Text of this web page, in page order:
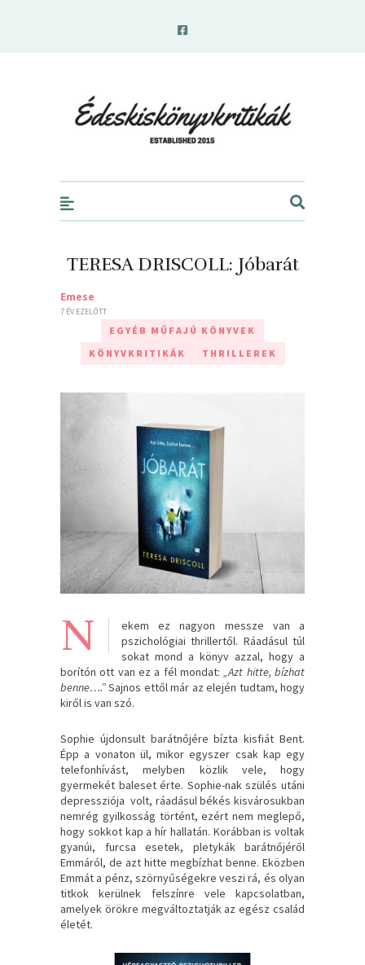
TERESA DRISCOLL: Jóbarát
Emese
7 ÉV EZELŐTT
EGYÉB MŰFAJÚ KÖNYVEK
KÖNYVKRITIKÁK
THRILLEREK
N
ekem ez nagyon messze van a
pszichológiai thrillertől. Ráadásul túl
sokat mond a könyv azzal, hogy a
borítón ott van ez a fél mondat:„Azt hitte, bízhat
benne….”Sajnos ettől már az elején tudtam, hogy
kiről is van szó.
Sophie újdonsult barátnőjére bízta kisfiát Bent.
Épp a vonaton ül, mikor egyszer csak kap egy
telefonhívást, melyben közlik vele, hogy
gyermekét baleset érte. Sophie-nak szülés utáni
depressziója volt, ráadásul békés kisvárosukban
nemrég gyilkosság történt, ezért nem meglepő,
hogy sokkot kap a hír hallatán. Korábban is voltak
gyanúi, furcsa esetek, pletykák barátnőjéről
Emmáról, de azt hitte megbízhat benne. Eközben
Emmát a pénz, szörnyűségekre veszi rá, és olyan
titkok kerülnek felszínre vele kapcsolatban,
amelyek örökre megváltoztatják az egész család
életét.